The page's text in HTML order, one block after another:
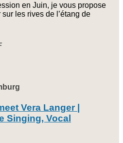
en Juin, je vous propose
les rives de l’étang de
Vera Langer |
Singing, Vocal